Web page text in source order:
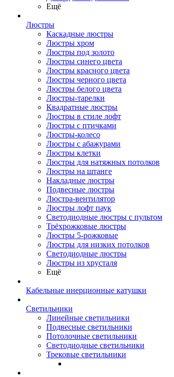
Ещё
Люстры
Каскадные люстры
Люстры хром
Люстры под золото
Люстры синего цвета
Люстры красного цвета
Люстры черного цвета
Люстры белого цвета
Люстры-тарелки
Квадратные люстры
Люстры в стиле лофт
Люстры с птичками
Люстры-колесо
Люстры с абажурами
Люстры клетки
Люстры для натяжных потолков
Люстры на штанге
Накладные люстры
Подвесные люстры
Люстра-вентилятор
Люстры лофт паук
Светодиодные люстры с пультом
Трёхрожковые люстры
Люстры 5-рожковые
Люстры для низких потолков
Cветодиодные люстры
Люстры из хрусталя
Ещё
Кабельные инерционные катушки
Светильники
Линейные светильники
Подвесные светильники
Потолочные светильники
Светодиодные светильники
Трековые светильники